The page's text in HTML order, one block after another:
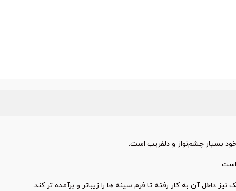
بسیار چشم‌نواز و دلفریب است.
آن به کار رفته تا فرم سینه‌ ها را زیباتر و برآمده ‌تر کند.